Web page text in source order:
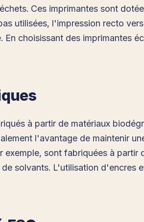
Ces imprimantes sont
utilisées, l'impression recto
choisissant des imprimantes
à partir de matériaux
l'avantage de maintenir
sont fabriquées à
solvants. L'utilisation